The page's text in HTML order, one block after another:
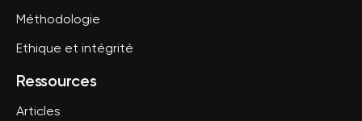
Méthodologie
Ethique et intégrité
Ressources
Articles